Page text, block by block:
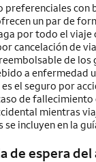
preferenciales con
un par de
por todo el viaje
cancelación de
de los
a enfermedad
el seguro por
de fallecimiento
mientras
incluyen en la
de espera